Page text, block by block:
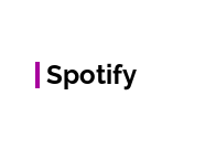
Spotify